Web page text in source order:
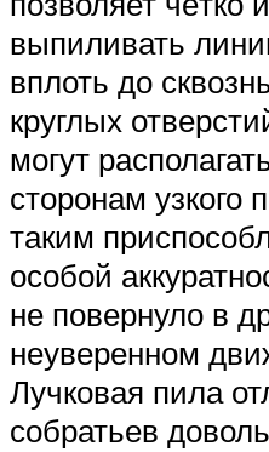
выпиливать
вплоть до
круглых
могут
сторонам узкого
таким
особой
не повернуло в
неуверенном
Лучковая пила
собратьев